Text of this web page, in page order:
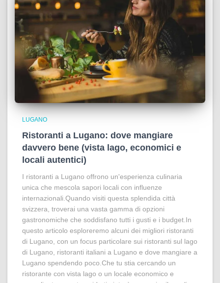
LUGANO
Ristoranti a Lugano: dove mangiare
davvero bene (vista lago, economici e
locali autentici)
I ristoranti a Lugano offrono un'esperienza culinaria
unica che mescola sapori locali con influenze
internazionali.Quando visiti questa splendida città
svizzera, troverai una vasta gamma di opzioni
gastronomiche che soddisfano tutti i gusti e i budget.In
questo articolo esploreremo alcuni dei migliori ristoranti
di Lugano, con un focus particolare sui ristoranti sul lago
di Lugano, ristoranti italiani a Lugano e dove mangiare a
Lugano spendendo poco.Che tu stia cercando un
ristorante con vista lago o un locale economico e